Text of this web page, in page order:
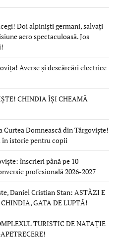
Doi alpiniști germani, salvați
aero spectaculoasă. Jos
Averse și descărcări electrice
CHINDIA ÎȘI CHEAMĂ
Curtea Domnească din Târgoviște!
în istorie pentru copii
înscrieri până pe 10
profesională 2026-2027
Daniel Cristian Stan: ASTĂZI E
GATA DE LUPTĂ!
TURISTIC DE NATAȚIE